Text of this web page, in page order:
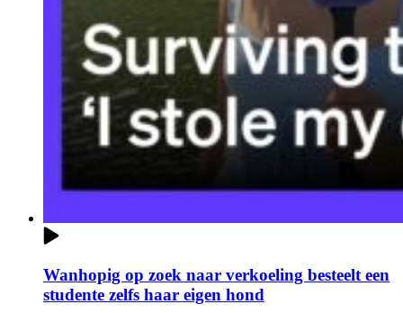
Wanhopig op zoek naar verkoeling besteelt een
studente zelfs haar eigen hond